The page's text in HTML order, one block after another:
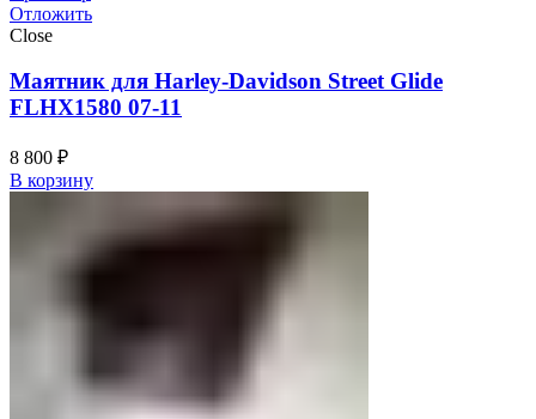
Отложить
Close
Маятник для Harley-Davidson Street Glide
FLHX1580 07-11
8 800 ₽
В корзину